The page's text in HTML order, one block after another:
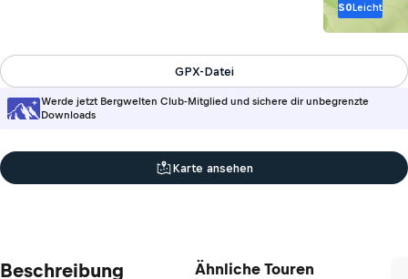
S0Leicht
Werde jetzt Bergwelten Club-Mitglied und sichere dir unbegrenzte
Downloads
GPX-Datei
Karte ansehen
Beschreibung Ähnliche Touren